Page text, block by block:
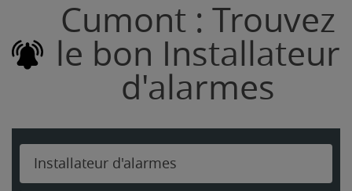
Cumont : Trouvez
le bon Installateur
d'alarmes
Installateur d'alarmes